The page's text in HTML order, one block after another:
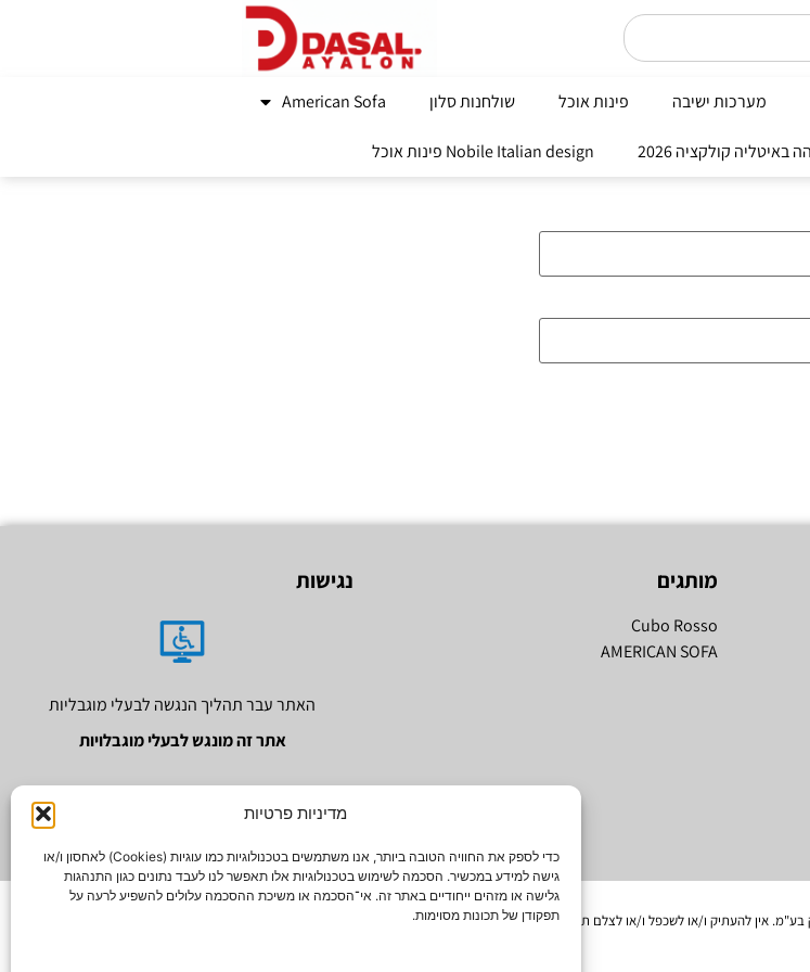
מדיניות פרטיות
כדי לספק את החוויה הטובה ביותר, אנו משתמשים בטכנולוגיות כמו עוגיות (Cookies) לאחסון ו/או
גישה למידע במכשיר. הסכמה לשימוש בטכנולוגיות אלו תאפשר לנו לעבד נתונים כגון התנהגות
גלישה או מזהים ייחודיים באתר זה. אי־הסכמה או משיכת ההסכמה עלולים להשפיע לרעה על
תפקודן של תכונות מסוימות.
מערכות ישיבה פינות אוכל שולחנות סלון American Sofa
Nobile Italian design פינות אוכל
מותגים
Cubo Rosso
AMERICAN SOFA
נגישות
האתר עבר תהליך הנגשה לבעלי מוגבליות
אתר זה מונגש לבעלי מוגבלויות